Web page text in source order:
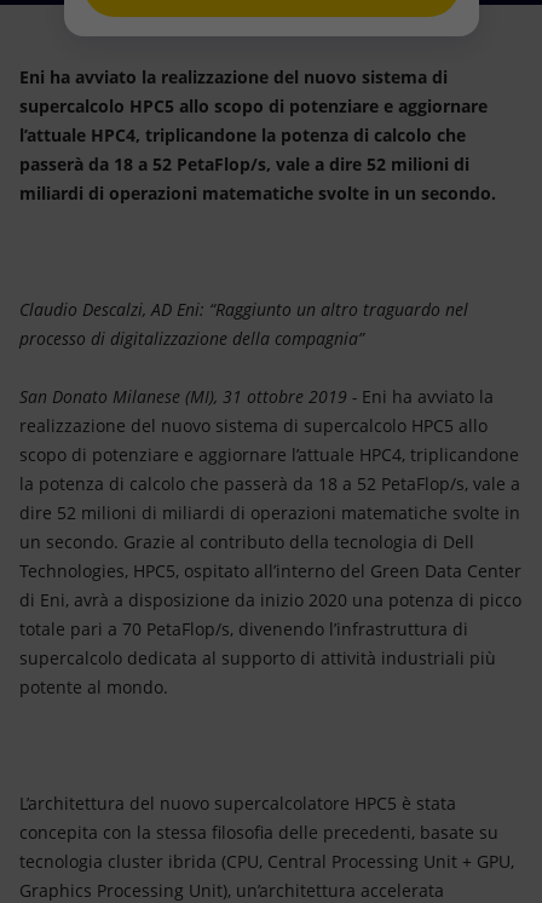
Modello satellitare
Energia accessibile
Innovazione
Attività nel mondo
Eni ha avviato la realizzazione del nuovo sistema di
supercalcolo HPC5 allo scopo di potenziare e aggiornare
l’attuale HPC4, triplicandone la potenza di calcolo che
passerà da 18 a 52 PetaFlop/s, vale a dire 52 milioni di
miliardi di operazioni matematiche svolte in un secondo.
Claudio Descalzi, AD Eni: “Raggiunto un altro traguardo nel
processo di digitalizzazione della compagnia”
San Donato Milanese (MI), 31 ottobre 2019 - Eni ha avviato la
realizzazione del nuovo sistema di supercalcolo HPC5 allo
scopo di potenziare e aggiornare l’attuale HPC4, triplicandone
la potenza di calcolo che passerà da 18 a 52 PetaFlop/s, vale a
dire 52 milioni di miliardi di operazioni matematiche svolte in
un secondo. Grazie al contributo della tecnologia di Dell
Technologies, HPC5, ospitato all’interno del Green Data Center
di Eni, avrà a disposizione da inizio 2020 una potenza di picco
totale pari a 70 PetaFlop/s, divenendo l’infrastruttura di
supercalcolo dedicata al supporto di attività industriali più
potente al mondo.
L’architettura del nuovo supercalcolatore HPC5 è stata
concepita con la stessa filosofia delle precedenti, basate su
tecnologia cluster ibrida (CPU, Central Processing Unit + GPU,
Graphics Processing Unit), un’architettura accelerata